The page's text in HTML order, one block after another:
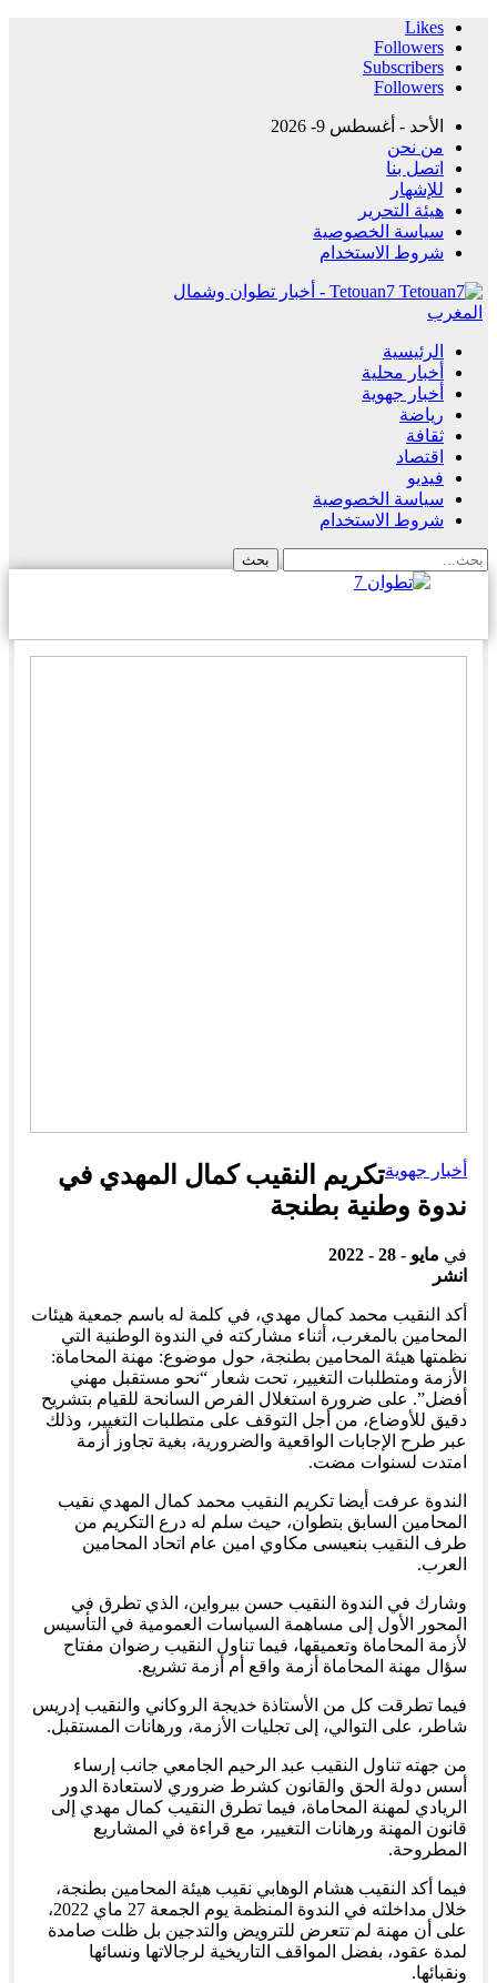
Likes
Followers
Subscribers
Followers
الأحد - أغسطس 9- 2026
من نحن
اتصل بنا
للإشهار
هيئة التحرير
سياسة الخصوصية
شروط الاستخدام
Tetouan7 - أخبار تطوان وشمال
المغرب
الرئيسية
أخبار محلية
أخبار جهوية
رياضة
ثقافة
اقتصاد
فيديو
سياسة الخصوصية
شروط الاستخدام
أخبار جهويةتكريم النقيب كمال المهدي في
ندوة وطنية بطنجة
في مايو - 28 - 2022
انشر
أكد النقيب محمد كمال مهدي، في كلمة له باسم جمعية هيئات
المحامين بالمغرب، أثناء مشاركته في الندوة الوطنية التي
نظمتها هيئة المحامين بطنجة، حول موضوع: مهنة المحاماة:
الأزمة ومتطلبات التغيير، تحت شعار “نحو مستقبل مهني
أفضل”. على ضرورة استغلال الفرص السانحة للقيام بتشريح
دقيق للأوضاع، من أجل التوقف على متطلبات التغيير، وذلك
عبر طرح الإجابات الواقعية والضرورية، بغية تجاوز أزمة
امتدت لسنوات مضت.
الندوة عرفت أيضا تكريم النقيب محمد كمال المهدي نقيب
المحامين السابق بتطوان، حيث سلم له درع التكريم من
طرف النقيب بنعيسى مكاوي امين عام اتحاد المحامين
العرب.
وشارك في الندوة النقيب حسن بيرواين، الذي تطرق في
المحور الأول إلى مساهمة السياسات العمومية في التأسيس
لأزمة المحاماة وتعميقها، فيما تناول النقيب رضوان مفتاح
سؤال مهنة المحاماة أزمة واقع أم أزمة تشريع.
فيما تطرقت كل من الأستاذة خديجة الروكاني والنقيب إدريس
شاطر، على التوالي، إلى تجليات الأزمة، ورهانات المستقبل.
من جهته تناول النقيب عبد الرحيم الجامعي جانب إرساء
أسس دولة الحق والقانون كشرط ضروري لاستعادة الدور
الريادي لمهنة المحاماة، فيما تطرق النقيب كمال مهدي إلى
قانون المهنة ورهانات التغيير، مع قراءة في المشاريع
المطروحة.
فيما أكد النقيب هشام الوهابي نقيب هيئة المحامين بطنجة،
خلال مداخلته في الندوة المنظمة يوم الجمعة 27 ماي 2022،
على أن مهنة لم تتعرض للترويض والتدجين بل ظلت صامدة
لمدة عقود، بفضل المواقف التاريخية لرجالاتها ونسائها
ونقبائها.